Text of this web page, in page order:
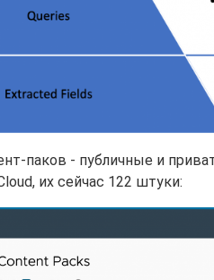
паков - публичные и
их сейчас 122 штуки: